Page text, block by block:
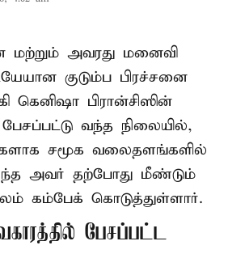
மற்றும் அவரது மனைவி
குடும்ப பிரச்சனை
கெனிஷா பிரான்சிஸின்
வந்த நிலையில்,
சமூக வலைதளங்களில்
அவர் தற்போது மீண்டும்
கம்பேக் கொடுத்துள்ளார்.
பேசப்பட்ட